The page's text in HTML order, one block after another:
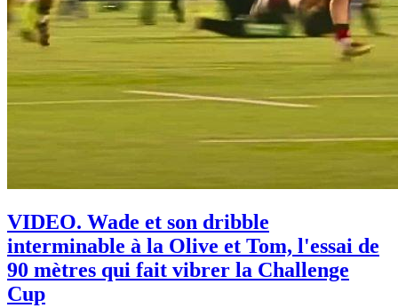
VIDEO. Wade et son dribble
interminable à la Olive et Tom, l'essai de
90 mètres qui fait vibrer la Challenge
Cup